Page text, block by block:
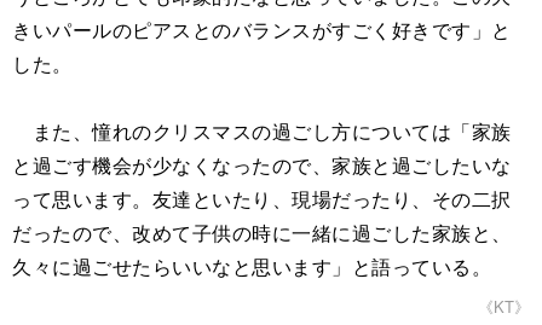
きいパールのピアスとのバランスがすごく好きです」と
した。
また、憧れのクリスマスの過ごし方については「家族
と過ごす機会が少なくなったので、家族と過ごしたいな
って思います。友達といたり、現場だったり、その二択
だったので、改めて子供の時に一緒に過ごした家族と、
久々に過ごせたらいいなと思います」と語っている。
《KT》